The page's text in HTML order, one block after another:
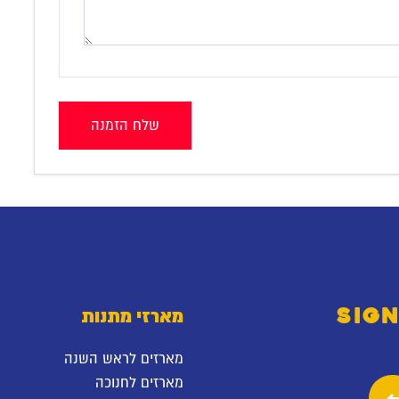
שלח הזמנה
מארזי מתנות
מארזים לראש השנה
מארזים לחנוכה